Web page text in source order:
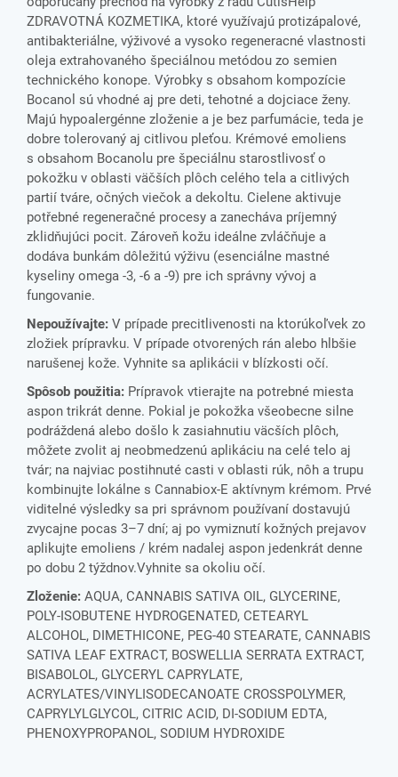
ZDRAVOTNÁ KOZMETIKA, ktoré využívajú protizápalové,
antibakteriálne, výživové a vysoko regeneracné vlastnosti
oleja extrahovaného špeciálnou metódou zo semien
technického konope. Výrobky s obsahom kompozície
Bocanol sú vhodné aj pre deti, tehotné a dojciace ženy.
Majú hypoalergénne zloženie a je bez parfumácie, teda je
dobre tolerovaný aj citlivou pleťou. Krémové emoliens
s obsahom Bocanolu pre špeciálnu starostlivosť o
pokožku v oblasti väčších plôch celého tela a citlivých
partií tváre, očných viečok a dekoltu. Cielene aktivuje
potřebné regeneračné procesy a zanecháva príjemný
zklidňujúci pocit. Zároveň kožu ideálne zvláčňuje a
dodáva bunkám dôležitú výživu (esenciálne mastné
kyseliny omega -3, -6 a -9) pre ich správny vývoj a
fungovanie.
Nepoužívajte: V prípade precitlivenosti na ktorúkoľvek zo
zložiek prípravku. V prípade otvorených rán alebo hlbšie
narušenej kože. Vyhnite sa aplikácii v blízkosti očí.
Spôsob použitia: Prípravok vtierajte na potrebné miesta
aspon trikrát denne. Pokial je pokožka všeobecne silne
podráždená alebo došlo k zasiahnutiu väcších plôch,
môžete zvolit aj neobmedzenú aplikáciu na celé telo aj
tvár; na najviac postihnuté casti v oblasti rúk, nôh a trupu
kombinujte lokálne s Cannabiox-E aktívnym krémom. Prvé
viditelné výsledky sa pri správnom používaní dostavujú
zvycajne pocas 3–7 dní; aj po vymiznutí kožných prejavov
aplikujte emoliens / krém nadalej aspon jedenkrát denne
po dobu 2 týždnov.Vyhnite sa okoliu očí.
Zloženie: AQUA, CANNABIS SATIVA OIL, GLYCERINE,
POLY-ISOBUTENE HYDROGENATED, CETEARYL
ALCOHOL, DIMETHICONE, PEG-40 STEARATE, CANNABIS
SATIVA LEAF EXTRACT, BOSWELLIA SERRATA EXTRACT,
BISABOLOL, GLYCERYL CAPRYLATE,
ACRYLATES/VINYLISODECANOATE CROSSPOLYMER,
CAPRYLYLGLYCOL, CITRIC ACID, DI-SODIUM EDTA,
PHENOXYPROPANOL, SODIUM HYDROXIDE